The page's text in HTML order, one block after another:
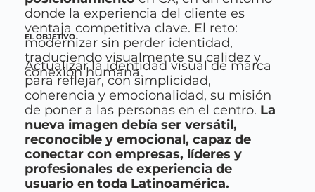
donde la experiencia del cliente es
ventaja competitiva clave. El reto:
modernizar sin perder identidad,
traduciendo visualmente su calidez y
conexión humana.
EL OBJETIVO
Actualizar la identidad visual de marca
para reflejar, con simplicidad,
coherencia y emocionalidad, su misión
de poner a las personas en el centro. La
nueva imagen debía ser versátil,
reconocible y emocional, capaz de
conectar con empresas, líderes y
profesionales de experiencia de
usuario en toda Latinoamérica.